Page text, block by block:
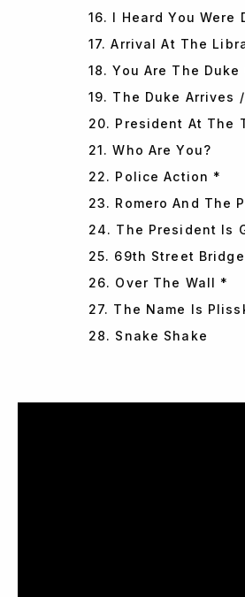
16. I Heard You Were
17. Arrival At The
18. You Are The
19. The Duke Arrives
20. President At The
21. Who Are You?
22. Police Action *
23. Romero And The
24. The President Is
25. 69th Street
26. Over The Wall *
27. The Name Is
28. Snake Shake